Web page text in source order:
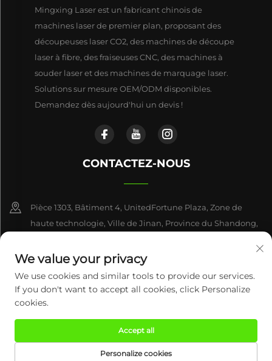
Mingxing Laser est un fabricant chinois de
machines laser de premier plan, proposant des
découpeuses laser CO2, des machines de découpe
laser à fibre, des fraiseuses CNC, des machines à
souder laser et des machines de marquage laser.
Solutions sur mesure OEM/ODM disponibles.
Demandez dès aujourd'hui un devis !
CONTACTEZ-NOUS
Pièce 1303, Bâtiment 4, UnitedFortune Plaza, Zone de
haute technologie, Ville de Jinan, Province du Shandong,
+86-17863846870
[email protected]
Tous droits réservés © 2026 Century Mingxing (Jinan) Intelligent
Technology Co., Ltd. Politique de confidentialité
We value your privacy
We use cookies and similar tools to provide our services.
If you don't want to accept all cookies, click Personalize
cookies.
Personalize cookies
Accept all